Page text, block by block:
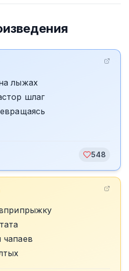
лыжах
шлаг
548
чапаев